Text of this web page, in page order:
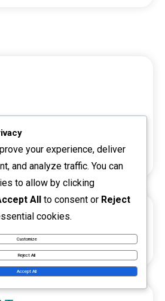
your experience, deliver
and analyze traffic. You can
to allow by clicking
All to consent or Reject
cookies.
Customize
Reject All
Accept All